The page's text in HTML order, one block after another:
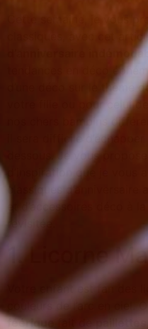
Cette semaine, je vous
classiques, avec cet
d’anniversaire
tendances en déco
d’une déco sur le thème
votre fille ou pour celui
nos chers bambins
il sera difficile
dessous. Je vous
d’inspiration que je
classiques d’anniversaire
et d’accessoires déco à
revisitée.
1. Licorne
Votre enfant est fan des
couleurs de l’arc en ciel.
féérique
fait de